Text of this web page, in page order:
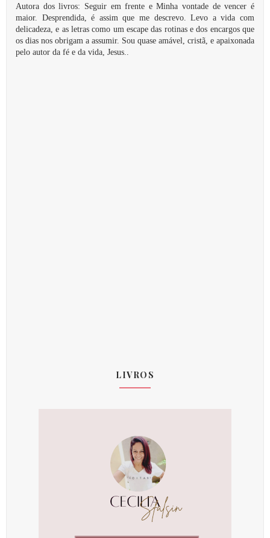
Autora dos livros: Seguir em frente e Minha vontade de vencer é
maior. Desprendida, é assim que me descrevo. Levo a vida com
delicadeza, e as letras como um escape das rotinas e dos encargos que
os dias nos obrigam a assumir. Sou quase amável, cristã, e apaixonada
pelo autor da fé e da vida, Jesus..
LIVROS